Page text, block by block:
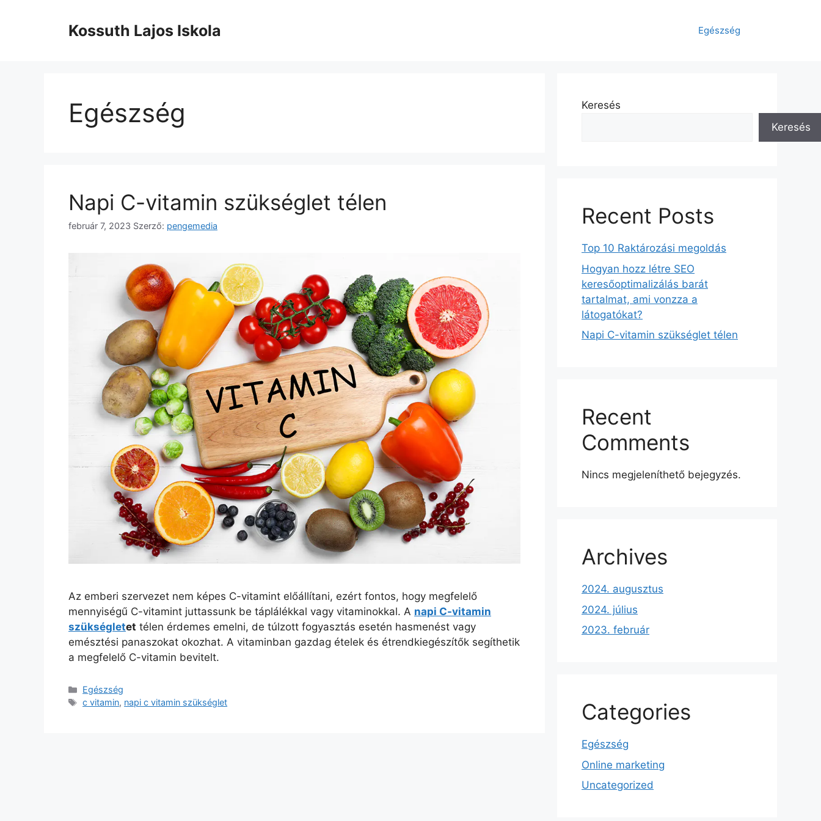
Kossuth Lajos Iskola Egészség
Egészség
Napi C-vitamin szükséglet télen
február 7, 2023 Szerző: pengemedia
Az emberi szervezet nem képes C-vitamint előállítani, ezért fontos, hogy megfelelő
mennyiségű C-vitamint juttassunk be táplálékkal vagy vitaminokkal. A napi C-vitamin
szükségletet télen érdemes emelni, de túlzott fogyasztás esetén hasmenést vagy
emésztési panaszokat okozhat. A vitaminban gazdag ételek és étrendkiegészítők segíthetik
a megfelelő C-vitamin bevitelt.
Kategória
Egészség
Címkék
c vitamin, napi c vitamin szükséglet
Keresés
Keresés
Recent Posts
Top 10 Raktározási megoldás
Hogyan hozz létre SEO
keresőoptimalizálás barát
tartalmat, ami vonzza a
látogatókat?
Napi C-vitamin szükséglet télen
Recent
Comments
Nincs megjeleníthető bejegyzés.
Archives
2024. augusztus
2024. július
2023. február
Categories
Egészség
Online marketing
Uncategorized